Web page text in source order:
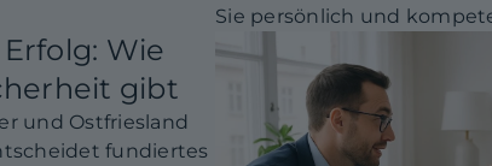
Sie persönlich und
Wie
gibt
und Ostfriesland
fundiertes